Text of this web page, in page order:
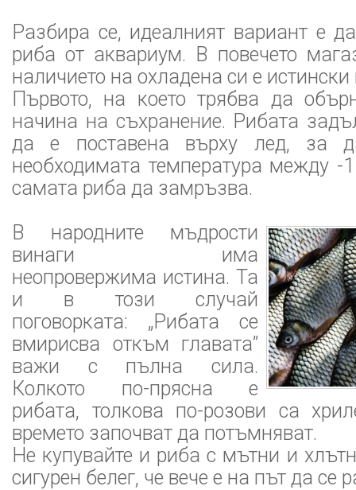
Разбира се, идеалният вариант е
риба от аквариум. В повечето
наличието на охладена си е
Първото, на което трябва да
начина на съхранение. Рибата
да е поставена върху лед, за
необходимата температура между -
самата риба да замръзва.
В народните мъдрости
винаги има
неопровержима истина. Та
и в този случай
поговорката: „Рибата се
вмирисва откъм главата”
важи с пълна сила.
Колкото по-прясна е
рибата, толкова по-розови са
времето започват да потъмняват.
Не купувайте и риба с мътни и
сигурен белег, че вече е на път да се